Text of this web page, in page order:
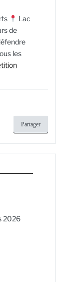
Lac
de
les
Partager
2026